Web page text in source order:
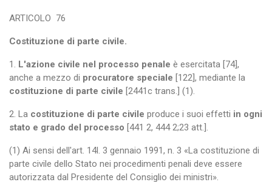
ARTICOLO 76
Costituzione di parte civile.
1. L'azione civile nel processo penale è esercitata [74],
anche a mezzo di procuratore speciale [122], mediante la
costituzione di parte civile [2441c trans.] (1).
2. La costituzione di parte civile produce i suoi effetti in ogni
stato e grado del processo [441 2, 444 2;23 att.].
(1) Ai sensi dell'art. 14l. 3 gennaio 1991, n. 3 «La costituzione di
parte civile dello Stato nei procedimenti penali deve essere
autorizzata dal Presidente del Consiglio dei ministri».